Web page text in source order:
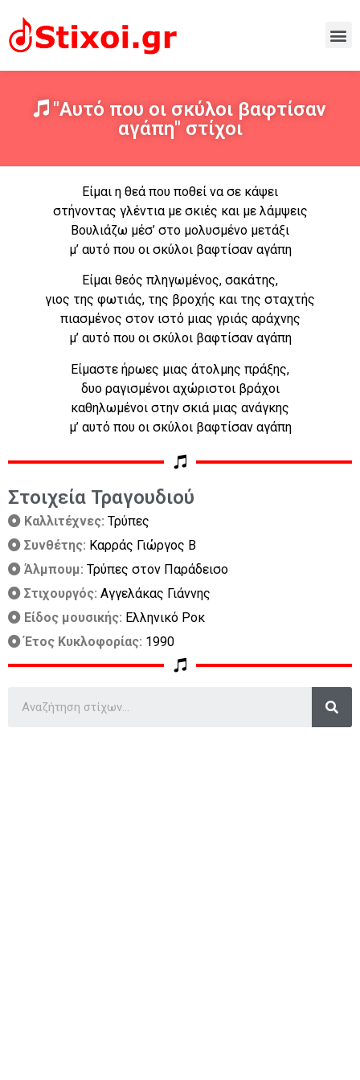
"Αυτό που οι σκύλοι βαφτίσαν
αγάπη" στίχοι
Είμαι η θεά που ποθεί να σε κάψει
στήνοντας γλέντια με σκιές και με λάμψεις
Βουλιάζω μέσ’ στο μολυσμένο μετάξι
μ’ αυτό που οι σκύλοι βαφτίσαν αγάπη
Είμαι θεός πληγωμένος, σακάτης,
γιος της φωτιάς, της βροχής και της σταχτής
πιασμένος στον ιστό μιας γριάς αράχνης
μ’ αυτό που οι σκύλοι βαφτίσαν αγάπη
Είμαστε ήρωες μιας άτολμης πράξης,
δυο ραγισμένοι αχώριστοι βράχοι
καθηλωμένοι στην σκιά μιας ανάγκης
μ’ αυτό που οι σκύλοι βαφτίσαν αγάπη
Στοιχεία Τραγουδιού
Καλλιτέχνες: Τρύπες
Συνθέτης: Καρράς Γιώργος Β
Άλμπουμ: Τρύπες στον Παράδεισο
Στιχουργός: Αγγελάκας Γιάννης
Είδος μουσικής: Ελληνικό Ροκ
Έτος Κυκλοφορίας: 1990